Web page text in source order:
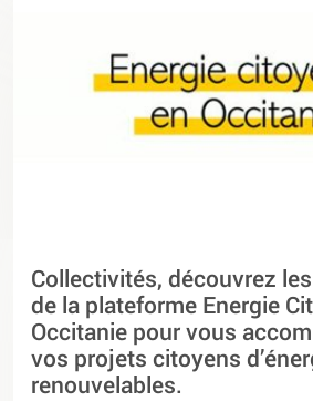
Collectivités, découvrez
de la plateforme Energie
Occitanie pour vous
vos projets citoyens
renouvelables.